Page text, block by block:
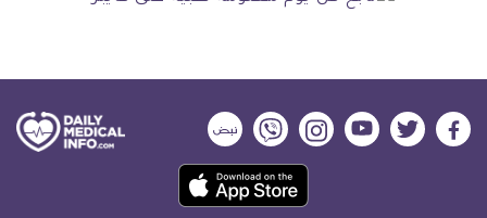
ديلي
ديلي
ديلي
ميديكال
ديلي
ميديكال
انفو
ديلي
ميديكال
انفو
ديلي
ميديكال
انفو
حمل
تطبيق